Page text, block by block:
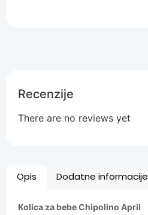
Opis Dodatne informacije
Kolica za bebe Chipolino April
Recenzije
There are no reviews yet